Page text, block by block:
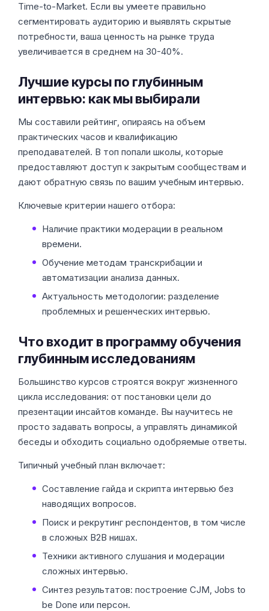
Time-to-Market. Если вы умеете правильно
сегментировать аудиторию и выявлять скрытые
потребности, ваша ценность на рынке труда
увеличивается в среднем на 30-40%.
Лучшие курсы по глубинным
интервью: как мы выбирали
Мы составили рейтинг, опираясь на объем
практических часов и квалификацию
преподавателей. В топ попали школы, которые
предоставляют доступ к закрытым сообществам и
дают обратную связь по вашим учебным интервью.
Ключевые критерии нашего отбора:
Наличие практики модерации в реальном
времени.
Обучение методам транскрибации и
автоматизации анализа данных.
Актуальность методологии: разделение
проблемных и решенческих интервью.
Что входит в программу обучения
глубинным исследованиям
Большинство курсов строятся вокруг жизненного
цикла исследования: от постановки цели до
презентации инсайтов команде. Вы научитесь не
просто задавать вопросы, а управлять динамикой
беседы и обходить социально одобряемые ответы.
Типичный учебный план включает:
Составление гайда и скрипта интервью без
наводящих вопросов.
Поиск и рекрутинг респондентов, в том числе
в сложных B2B нишах.
Техники активного слушания и модерации
сложных интервью.
Синтез результатов: построение CJM, Jobs to
be Done или персон.